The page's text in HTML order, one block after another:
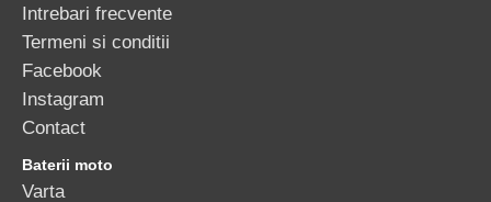
Intrebari frecvente
Termeni si conditii
Facebook
Instagram
Contact
Baterii moto
Varta